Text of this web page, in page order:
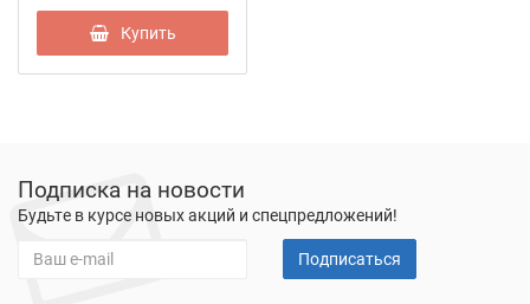
Купить
Подписка на новости
Будьте в курсе новых акций и спецпредложений!
Подписаться